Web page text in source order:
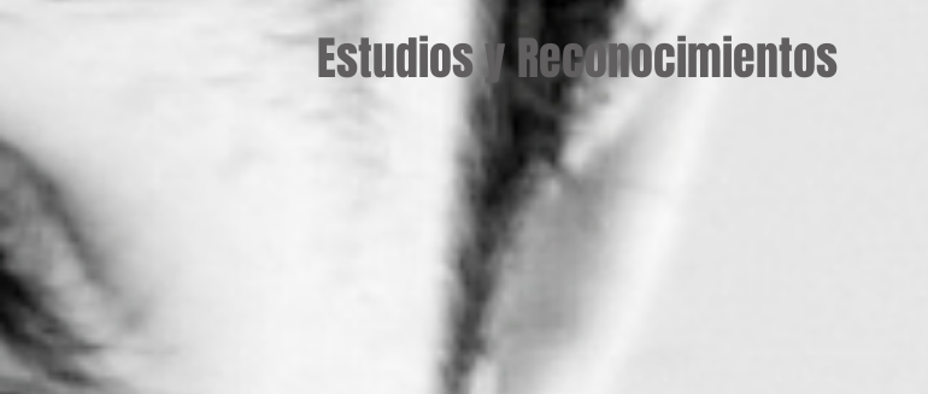
Estudios y Reconocimientos